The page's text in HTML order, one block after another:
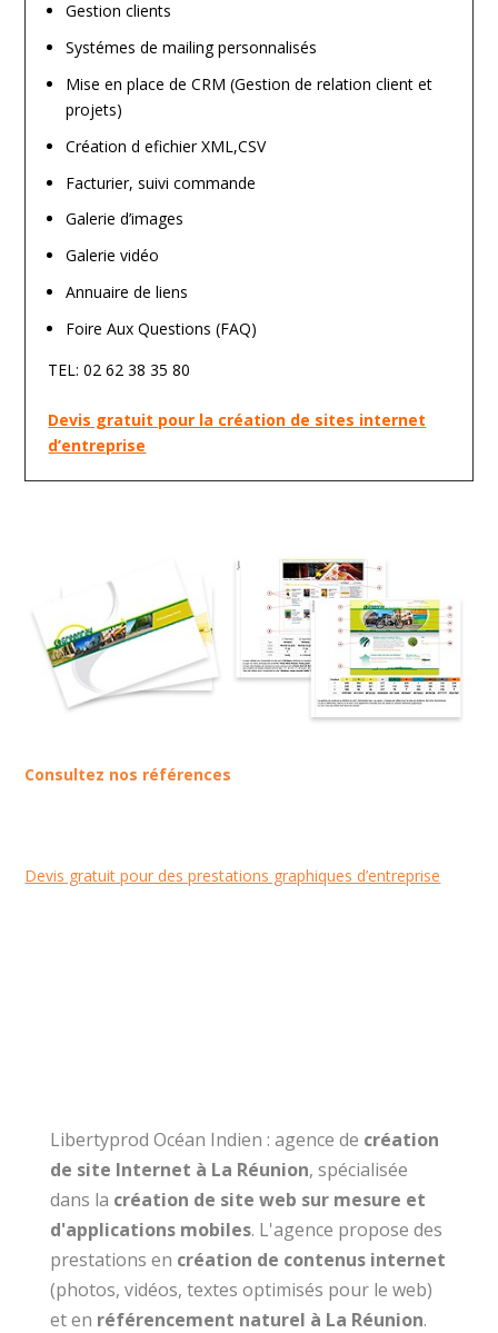
Gestion clients
Systémes de mailing personnalisés
Mise en place de CRM (Gestion de relation client et
projets)
Création d efichier XML,CSV
Facturier, suivi commande
Galerie d’images
Galerie vidéo
Annuaire de liens
Foire Aux Questions (FAQ)
TEL: 02 62 38 35 80
Devis gratuit pour la création de sites internet
d’entreprise
Consultez nos références
Devis gratuit pour des prestations graphiques d’entreprise
Libertyprod Océan Indien : agence de création
de site Internet à La Réunion, spécialisée
dans la création de site web sur mesure et
d'applications mobiles. L'agence propose des
prestations en création de contenus internet
(photos, vidéos, textes optimisés pour le web)
et en référencement naturel à La Réunion.